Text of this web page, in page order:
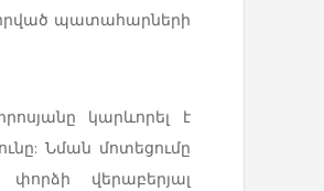
պատահարների
կարևորել է
Նման մոտեցումը
վերաբերյալ